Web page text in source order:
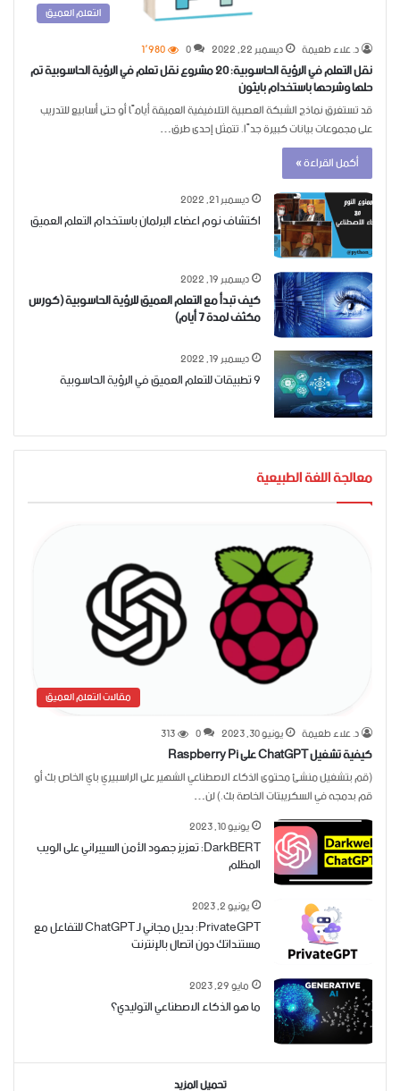
التعلم العميق
د. علاء طعيمة
ديسمبر 22, 2022 0 1٬980
نقل التعلم في الرؤية الحاسوبية: 20 مشروع نقل تعلم في الرؤية الحاسوبية تم
حلها وشرحها باستخدام بايثون
قد تستغرق نماذج الشبكة العصبية التلافيفية العميقة أيامًا أو حتى أسابيع للتدريب
على مجموعات بيانات كبيرة جدًا. تتمثل إحدى طرق…
أكمل القراءة »
ديسمبر 21, 2022
اكتشاف نوم اعضاء البرلمان باستخدام التعلم العميق
ديسمبر 19, 2022
كيف تبدأ مع التعلم العميق للرؤية الحاسوبية (كورس
مكثف لمدة 7 أيام)
ديسمبر 19, 2022
9 تطبيقات للتعلم العميق في الرؤية الحاسوبية
معالجة اللغة الطبيعية
مقالات التعلم العميق
د. علاء طعيمة
يونيو 30, 2023 0
313
كيفية تشغيل ChatGPT على Raspberry Pi
(قم بتشغيل منشئ محتوى الذكاء الاصطناعي الشهير على الراسبيري باي الخاص بك أو
قم بدمجه في السكريبتات الخاصة بك.) لن…
يونيو 10, 2023
DarkBERT: تعزيز جهود الأمن السيبراني على الويب
المظلم
يونيو 2, 2023
PrivateGPT: بديل مجاني لـ ChatGPT للتفاعل مع
مستنداتك دون اتصال بالإنترنت
مايو 29, 2023
ما هو الذكاء الاصطناعي التوليدي؟
تحميل المزيد